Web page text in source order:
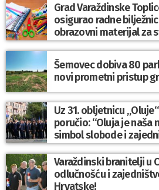
Grad Varaždinske
osigurao radne
obrazovni materijal za
Šemovec dobiva 80
novi prometni pristup
Uz 31. obljetnicu
poručio: “Oluja je naša
simbol slobode i
Varaždinski branitelji u
odlučnošću i
Hrvatske!